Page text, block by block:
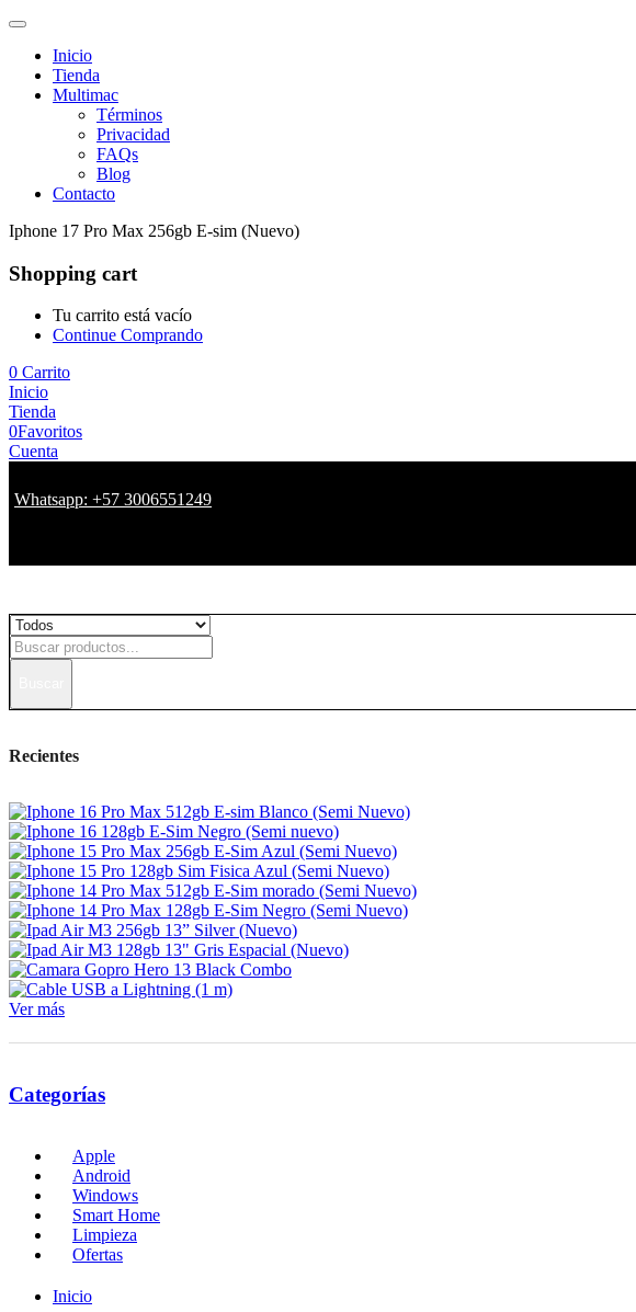
Inicio
Tienda
Multimac
Términos
Privacidad
FAQs
Blog
Contacto
Iphone 17 Pro Max 256gb E-sim (Nuevo)
Shopping cart
Tu carrito está vacío
Continue Comprando
0 Carrito
Inicio
Tienda
0Favoritos
Cuenta
Whatsapp: +57 3006551249
Recientes
Ver más
Categorías
Apple
Android
Windows
Smart Home
Limpieza
Ofertas
Inicio